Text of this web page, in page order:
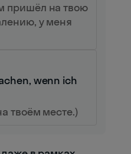
пришёл на твою
у меня
wenn ich
твоём месте.)